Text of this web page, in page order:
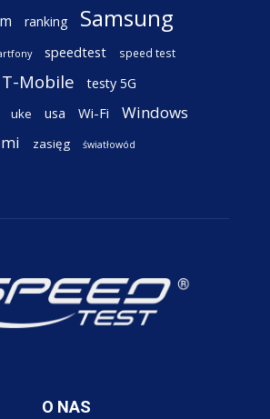
ranking Samsung
speedtest speed test
T-Mobile testy 5G
uke usa Wi-Fi Windows
zasięg światłowód
O NAS